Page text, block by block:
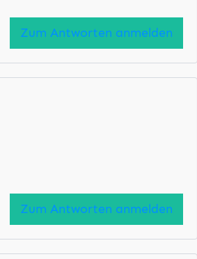
Zum Antworten anmelden
Zum Antworten anmelden